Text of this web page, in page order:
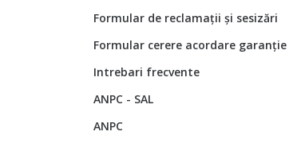
Formular de reclamații și sesizări
Formular cerere acordare garanție
Intrebari frecvente
ANPC - SAL
ANPC